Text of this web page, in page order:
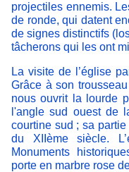
projectiles ennemis.
de ronde, qui datent
de signes distinctifs
tâcherons qui les ont
La visite de l’église
Grâce à son
nous ouvrit la lourde
l'angle sud ouest de
courtine sud ; sa
du XIIème siècle.
Monuments
porte en marbre rose